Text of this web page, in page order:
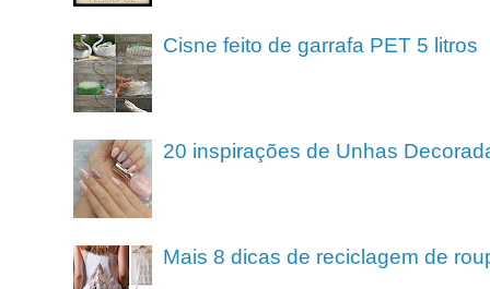
Cisne feito de garrafa PET 5 litros
20 inspirações de Unhas
Mais 8 dicas de reciclagem de